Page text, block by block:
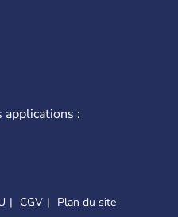
applications :
CGV Plan du site